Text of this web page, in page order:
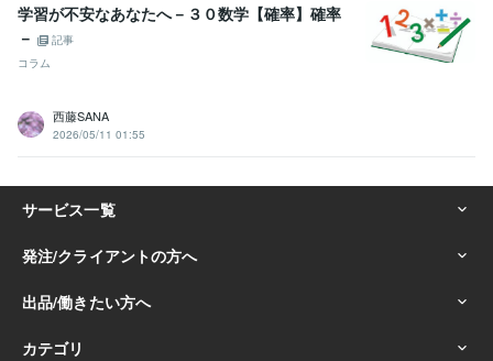
学習が不安なあなたへ－３０数学【確率】確率
－
記事
コラム
西藤SANA
2026/05/11 01:55